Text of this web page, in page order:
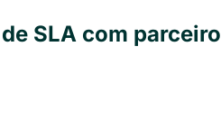
SLA com parceiro